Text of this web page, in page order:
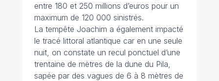
entre 180 et 250 millions d’euros pour un
maximum de 120 000 sinistrés.
La tempête Joachim a également impacté
le tracé littoral atlantique car en une seule
nuit, on constate un recul ponctuel d’une
trentaine de mètres de la dune du Pila,
sapée par des vagues de 6 à 8 mètres de